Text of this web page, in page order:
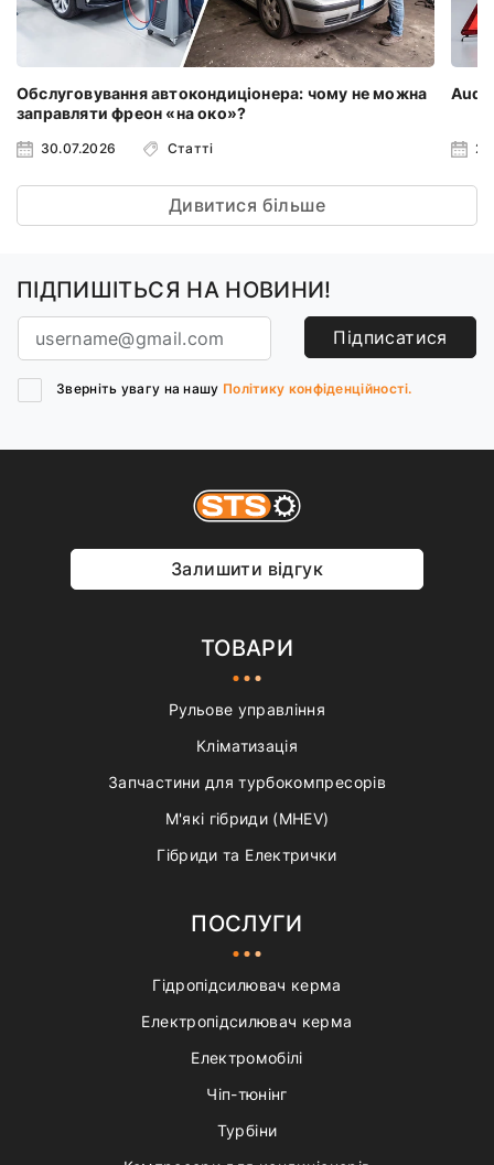
Обслуговування автокондиціонера: чому не можна
заправляти фреон «на око»?
30.07.2026 Статті
Audi
Дивитися більше
ПІДПИШІТЬСЯ НА НОВИНИ!
Підписатися
Зверніть увагу на нашу Політику конфіденційності.
Залишити відгук
ТОВАРИ
Рульове управління
Кліматизація
Запчастини для турбокомпресорів
М'які гібриди (MHEV)
Гібриди та Електрички
ПОСЛУГИ
Гідропідсилювач керма
Електропідсилювач керма
Електромобілі
Чіп-тюнінг
Турбіни